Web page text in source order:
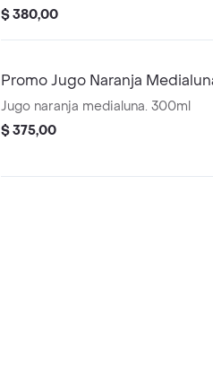
$ 380,00
Promo Jugo Naranja
Jugo naranja medialuna. 300ml
$ 375,00